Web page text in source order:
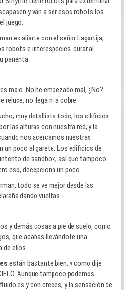
y van a ser esos robots los
juego.
es aliarte con el señor Lagartija,
robots e interespecies, curar al
parienta.
malo. No he empezado mal, ¿No?.
reluce, no llega ni a cobre.
muy detallista todo, los edificios
las alturas con nuestra red, y la
nos acercamos nuestras
un poco al garete. Los edificios de
de sandbox, así que tampoco
eso, decepciona un poco.
todo se ve mejor desde las
dando vueltas.
y demás cosas a pie de suelo, como
que acabas llevándote una
de ellos.
están bastante bien, y como dije
Aunque tampoco podemos
es y con creces, y la sensación de